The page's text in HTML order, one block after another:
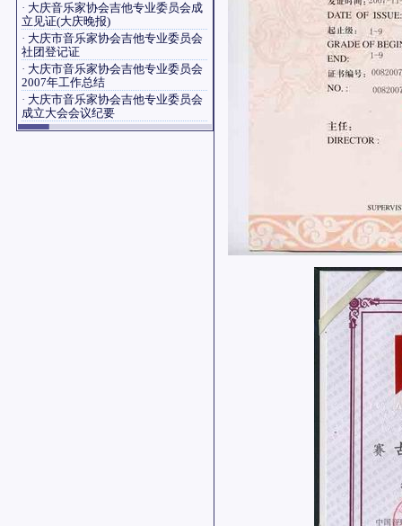
· 大庆音乐家协会吉他专业委员会成
立见证(大庆晚报)
· 大庆市音乐家协会吉他专业委员会
社团登记证
· 大庆市音乐家协会吉他专业委员会
2007年工作总结
· 大庆市音乐家协会吉他专业委员会
成立大会会议纪要